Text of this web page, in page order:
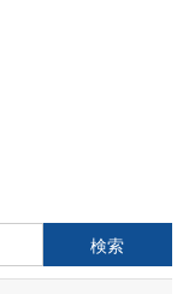
索: